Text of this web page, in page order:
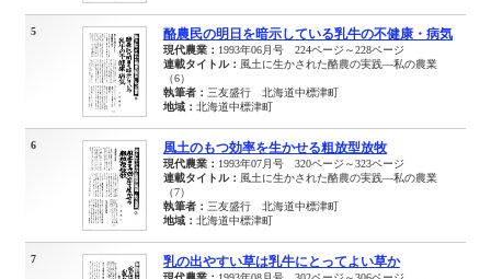
5 酪農民の明日を暗示している乳牛の不健康・病気
現代農業： 1993年06月号 224ページ～228ページ
連載タイトル： 風土に生かされた酪農の実践―私の農業
（6）
執筆者： 三友盛行 北海道中標津町
地域： 北海道中標津町
6 風土のもつ効率を生かせる粗放型放牧
現代農業： 1993年07月号 320ページ～323ページ
連載タイトル： 風土に生かされた酪農の実践―私の農業
（7）
執筆者： 三友盛行 北海道中標津町
地域： 北海道中標津町
7 乳の出やすい草は乳牛にとってよい草か